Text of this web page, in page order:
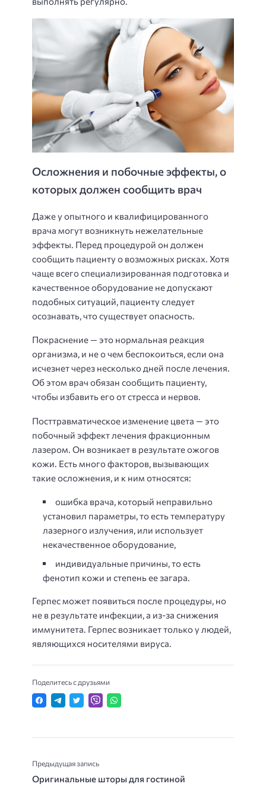
Осложнения и побочные эффекты, о
которых должен сообщить врач
Даже у опытного и квалифицированного
врача могут возникнуть нежелательные
эффекты. Перед процедурой он должен
сообщить пациенту о возможных рисках. Хотя
чаще всего специализированная подготовка и
качественное оборудование не допускают
подобных ситуаций, пациенту следует
осознавать, что существует опасность.
Покраснение — это нормальная реакция
организма, и не о чем беспокоиться, если она
исчезнет через несколько дней после лечения.
Об этом врач обязан сообщить пациенту,
чтобы избавить его от стресса и нервов.
Посттравматическое изменение цвета — это
побочный эффект лечения фракционным
лазером. Он возникает в результате ожогов
кожи. Есть много факторов, вызывающих
такие осложнения, и к ним относятся:
ошибка врача, который неправильно
установил параметры, то есть температуру
лазерного излучения, или использует
некачественное оборудование,
индивидуальные причины, то есть
фенотип кожи и степень ее загара.
Герпес может появиться после процедуры, но
не в результате инфекции, а из-за снижения
иммунитета. Герпес возникает только у людей,
являющихся носителями вируса.
Поделитесь с друзьями
Предыдущая запись
Оригинальные шторы для гостиной